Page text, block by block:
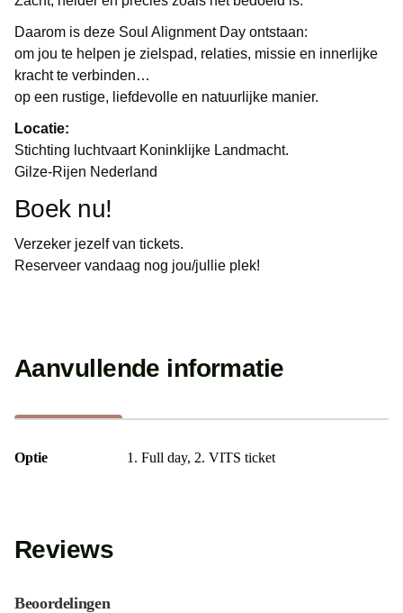
Daarom is deze Soul Alignment Day ontstaan:
om jou te helpen je zielspad, relaties, missie en innerlijke
kracht te verbinden…
op een rustige, liefdevolle en natuurlijke manier.
Locatie:
Stichting luchtvaart Koninklijke Landmacht.
Gilze-Rijen Nederland
Boek nu!
Verzeker jezelf van tickets.
Reserveer vandaag nog jou/jullie plek!
Aanvullende informatie
Optie 1. Full day, 2. VITS ticket
Reviews
Beoordelingen